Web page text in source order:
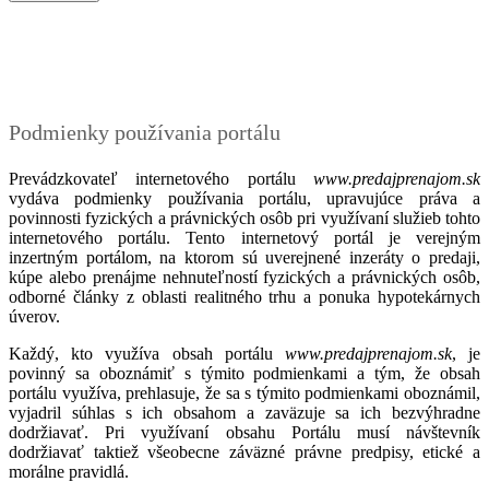
Podmienky používania portálu
Prevádzkovateľ internetového portálu www.predajprenajom.sk
vydáva podmienky používania portálu, upravujúce práva a
povinnosti fyzických a právnických osôb pri využívaní služieb tohto
internetového portálu. Tento internetový portál je verejným
inzertným portálom, na ktorom sú uverejnené inzeráty o predaji,
kúpe alebo prenájme nehnuteľností fyzických a právnických osôb,
odborné články z oblasti realitného trhu a ponuka hypotekárnych
úverov.
Každý, kto využíva obsah portálu www.predajprenajom.sk, je
povinný sa oboznámiť s týmito podmienkami a tým, že obsah
portálu využíva, prehlasuje, že sa s týmito podmienkami oboznámil,
vyjadril súhlas s ich obsahom a zaväzuje sa ich bezvýhradne
dodržiavať. Pri využívaní obsahu Portálu musí návštevník
dodržiavať taktiež všeobecne záväzné právne predpisy, etické a
morálne pravidlá.